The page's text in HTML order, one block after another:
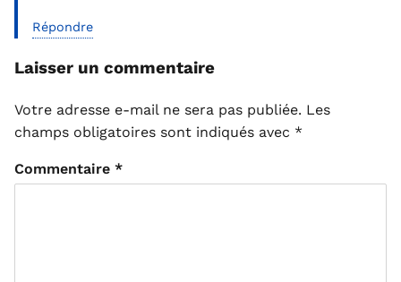
Répondre
Laisser un commentaire
Votre adresse e-mail ne sera pas publiée. Les
champs obligatoires sont indiqués avec *
Commentaire *